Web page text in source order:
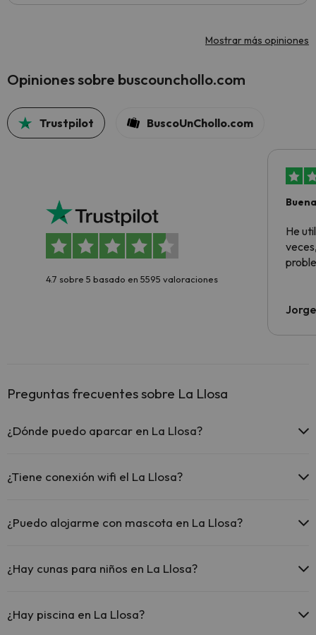
Mostrar más opiniones
Opiniones sobre buscounchollo.com
Trustpilot BuscoUnChollo.com
4.7 sobre 5 basado en 5595 valoraciones
He
Preguntas frecuentes sobre La Llosa
¿Dónde puedo aparcar en La Llosa?
(bajo disponibilidad):
¿Tiene conexión wifi el La Llosa?
¿Puedo alojarme con mascota en La Llosa?
¿Hay cunas para niños en La Llosa?
antes de iniciar tu viaje).
¿Hay piscina en La Llosa?